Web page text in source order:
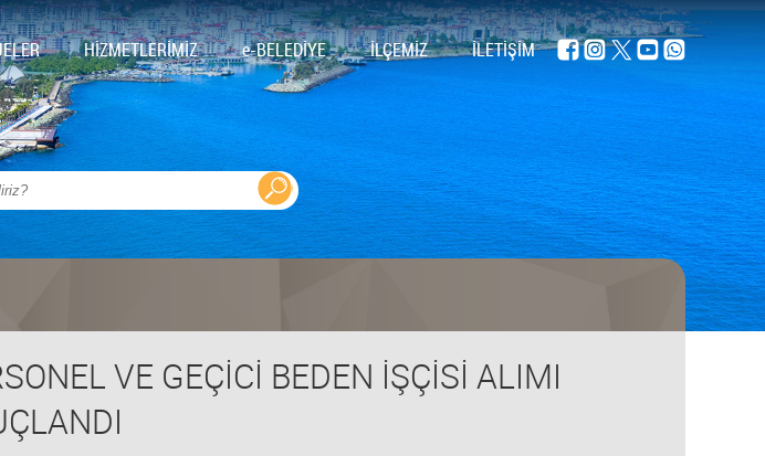
HİZMETLERİMİZ e-BELEDİYE İLÇEMİZ İLETİŞİM
VE GEÇİCİ BEDEN İŞÇİSİ ALIMI